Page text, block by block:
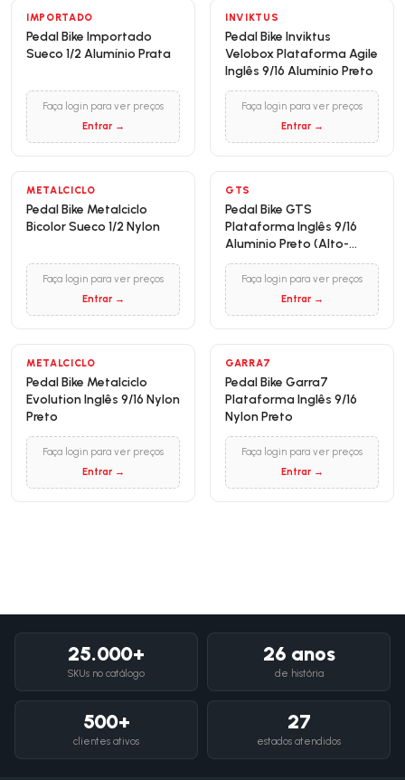
IMPORTADO
Pedal Bike Importado
Sueco 1/2 Alumínio Prata
Faça login para ver preços
Entrar →
INVIKTUS
Pedal Bike Inviktus
Velobox Plataforma Agile
Inglês 9/16 Alumínio Preto
Faça login para ver preços
Entrar →
METALCICLO
Pedal Bike Metalciclo
Bicolor Sueco 1/2 Nylon
Faça login para ver preços
Entrar →
GTS
Pedal Bike GTS
Plataforma Inglês 9/16
Aluminio Preto (Alto-
Relevo)
Faça login para ver preços
Entrar →
METALCICLO
Pedal Bike Metalciclo
Evolution Inglês 9/16 Nylon
Preto
Faça login para ver preços
Entrar →
GARRA7
Pedal Bike Garra7
Plataforma Inglês 9/16
Nylon Preto
Faça login para ver preços
Entrar →
25.000+
SKUs no catálogo
26 anos
de história
500+
clientes ativos
27
estados atendidos